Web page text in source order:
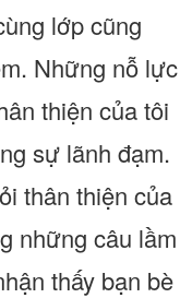
lớp cũng
Những nỗ lực
thiện của tôi
sự lãnh đạm.
thân thiện của
những câu lầm
thấy bạn bè